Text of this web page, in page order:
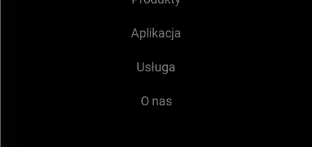
Aplikacja
Usługa
O nas